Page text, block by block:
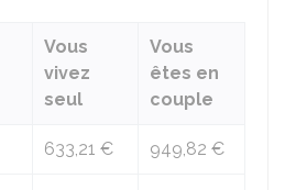
Vous
vivez
seul
Vous
êtes en
couple
633,21 € 949,82 €